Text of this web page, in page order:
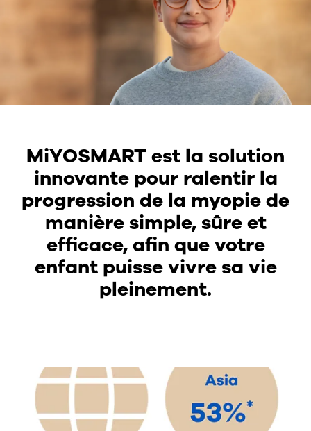
MiYOSMART est la solution
innovante pour ralentir la
progression de la myopie de
manière simple, sûre et
efficace, afin que votre
enfant puisse vivre sa vie
pleinement.